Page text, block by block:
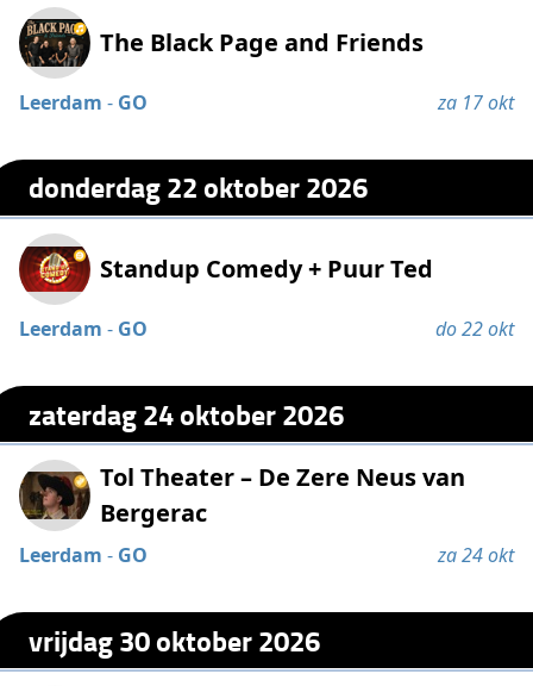
The Black Page and Friends
Leerdam - GO za 17 okt
donderdag 22 oktober 2026
Standup Comedy + Puur Ted
Leerdam - GO do 22 okt
zaterdag 24 oktober 2026
Tol Theater – De Zere Neus van
Bergerac
Leerdam - GO za 24 okt
vrijdag 30 oktober 2026